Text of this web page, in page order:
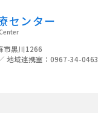
センター
市黒川1266
地域連携室：0967-34-0463